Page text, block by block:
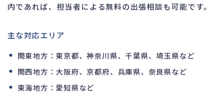
内であれば、担当者による無料の出張相談も可能です。
主な対応エリア
関東地方：東京都、神奈川県、千葉県、埼玉県など
関西地方：大阪府、京都府、兵庫県、奈良県など
東海地方：愛知県など